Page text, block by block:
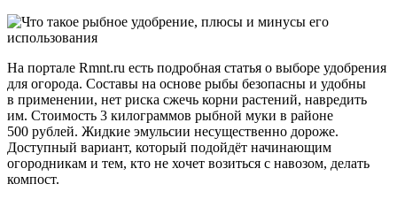
На портале Rmnt.ru есть подробная статья о выборе удобрения
для огорода. Составы на основе рыбы безопасны и удобны
в применении, нет риска сжечь корни растений, навредить
им. Стоимость 3 килограммов рыбной муки в районе
500 рублей. Жидкие эмульсии несущественно дороже.
Доступный вариант, который подойдёт начинающим
огородникам и тем, кто не хочет возиться с навозом, делать
компост.